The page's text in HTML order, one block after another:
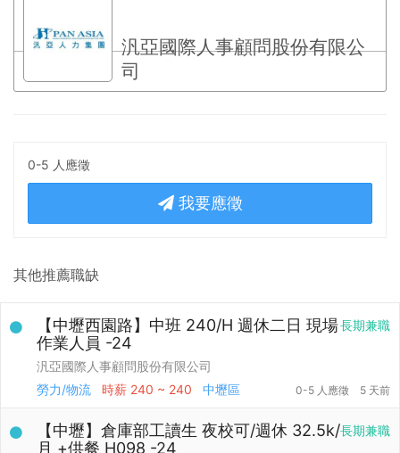
汎亞國際人事顧問股份有限公
司
0-5 人應徵
我要應徵
其他推薦職缺
長期兼職
【中壢西園路】中班 240/H 週休二日 現場
作業人員 -24
汎亞國際人事顧問股份有限公司
勞力/物流
時薪 240 ~ 240 中壢區 0-5 人應徵 5 天前
長期兼職
【中壢】倉庫部工讀生 夜校可/週休 32.5k/
月 +供餐 H098 -24